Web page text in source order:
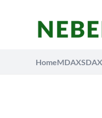
HomeMDAXSDAX